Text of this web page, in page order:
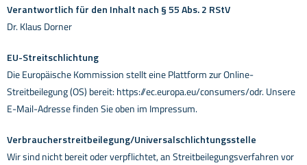
Verantwortlich für den Inhalt nach § 55 Abs. 2 RStV
Dr. Klaus Dorner
EU-Streitschlichtung
Die Europäische Kommission stellt eine Plattform zur Online-
Streitbeilegung (OS) bereit:https://ec.europa.eu/consumers/odr.Unsere
E-Mail-Adresse finden Sie oben im Impressum.
Verbraucherstreitbeilegung/Universalschlichtungsstelle
Wir sind nicht bereit oder verpflichtet, an Streitbeilegungsverfahren vor